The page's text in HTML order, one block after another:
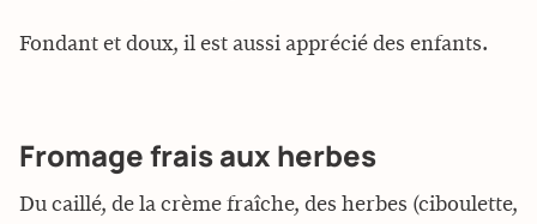
Fondant et doux, il est aussi apprécié des enfants.
Fromage frais aux herbes
Du caillé, de la crème fraîche, des herbes (ciboulette,